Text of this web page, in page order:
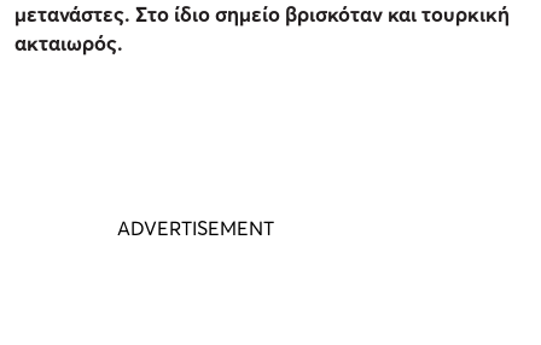
μετανάστες. Στο ίδιο σημείο βρισκόταν και τουρκική
ακταιωρός.